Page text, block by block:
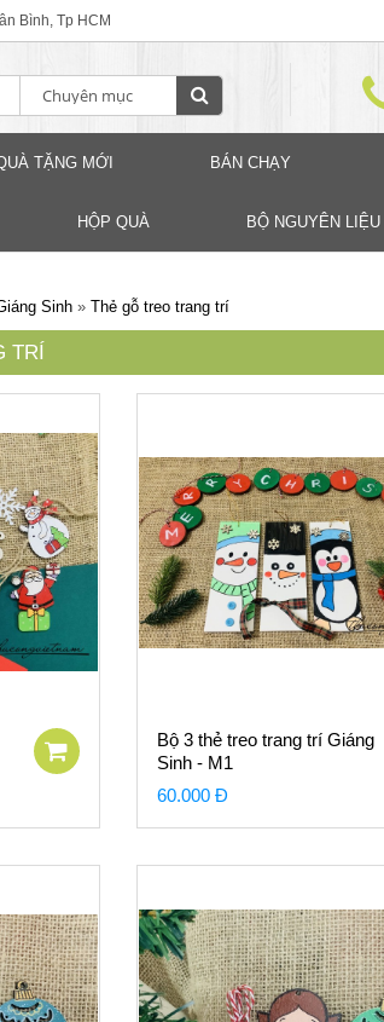
Bình, Tp HCM
TẶNG MỚI BÁN CHẠY
HỘP QUÀ BỘ NGUYÊN
Sinh» Thẻ gỗ treo trang trí
TRÍ
Bộ 3 thẻ treo trang trí Giáng
Sinh - M1
60.000 Đ